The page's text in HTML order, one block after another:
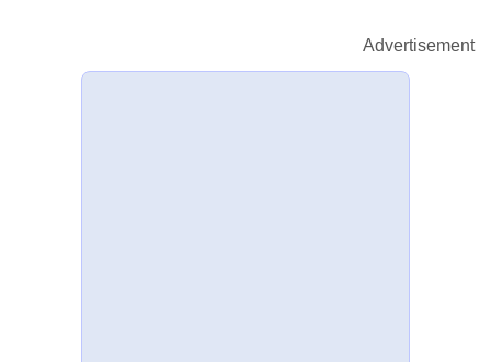
Advertisement